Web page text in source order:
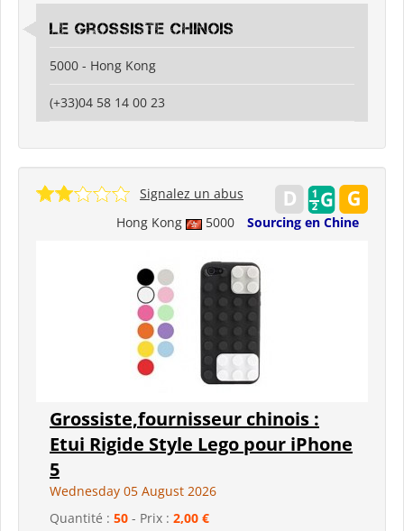
Le grossiste chinois
5000 - Hong Kong
(+33)04 58 14 00 23
Hong Kong 5000 Sourcing en Chine
Signalez un abus
Grossiste,fournisseur chinois :
Etui Rigide Style Lego pour iPhone
5
Wednesday 05 August 2026
Quantité : 50 - Prix : 2,00 €